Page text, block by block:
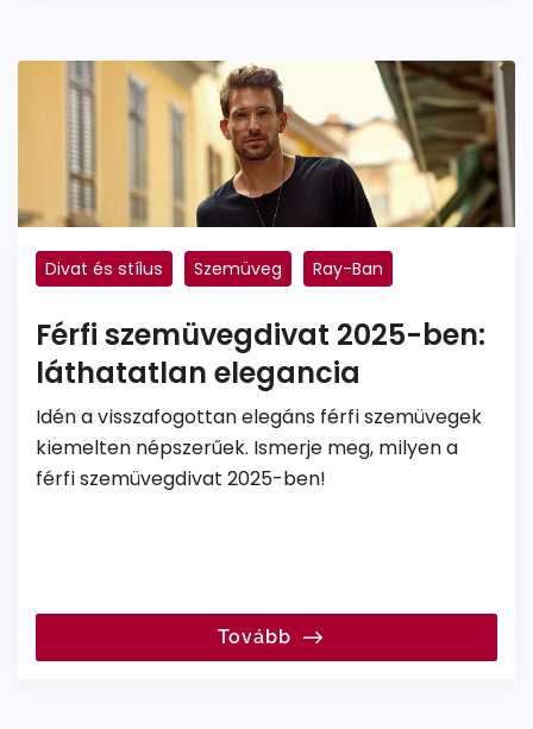
Divat és stílus Szemüveg Ray-Ban
Férfi szemüvegdivat 2025-ben:
láthatatlan elegancia
Idén a visszafogottan elegáns férfi szemüvegek
kiemelten népszerűek. Ismerje meg, milyen a
férfi szemüvegdivat 2025-ben!
Tovább